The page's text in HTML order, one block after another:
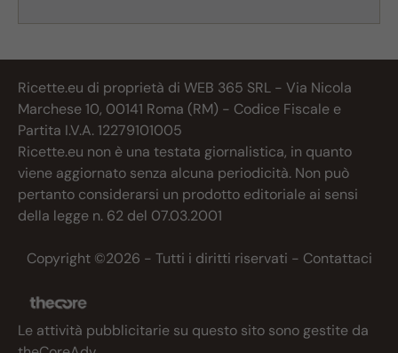
Ricette.eu di proprietà di WEB 365 SRL - Via Nicola
Marchese 10, 00141 Roma (RM) - Codice Fiscale e
Partita I.V.A. 12279101005
Ricette.eu non è una testata giornalistica, in quanto
viene aggiornato senza alcuna periodicità. Non può
pertanto considerarsi un prodotto editoriale ai sensi
della legge n. 62 del 07.03.2001
Copyright ©2026 - Tutti i diritti riservati - Contattaci
Le attività pubblicitarie su questo sito sono gestite da